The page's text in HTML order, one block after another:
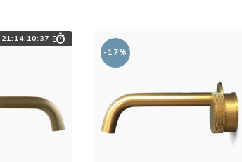
21: 14: 10: 35
-17%